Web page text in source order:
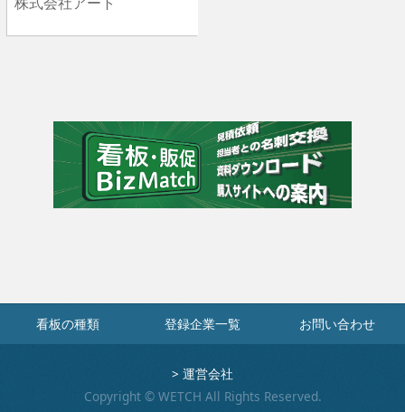
看板の種類 登録企業一覧 お問い合わせ
> 運営会社
Copyright © WETCH All Rights Reserved.